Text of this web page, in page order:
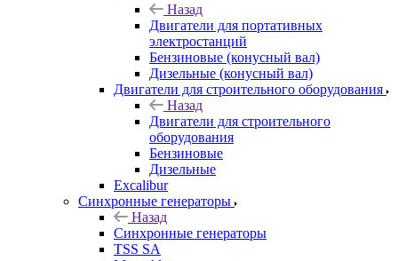
Назад
Двигатели для портативных
электростанций
Бензиновые (конусный вал)
Дизельные (конусный вал)
Двигатели для строительного оборудования
Назад
Двигатели для строительного
оборудования
Бензиновые
Дизельные
Excalibur
Синхронные генераторы
Назад
Синхронные генераторы
TSS SA